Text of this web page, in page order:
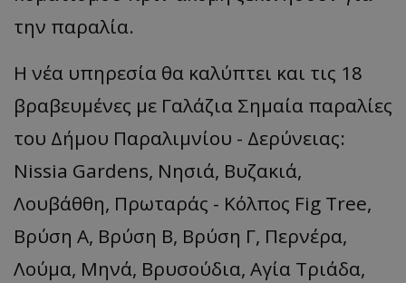
την παραλία.
Η νέα υπηρεσία θα καλύπτει και τις 18
βραβευμένες με Γαλάζια Σημαία παραλίες
του Δήμου Παραλιμνίου - Δερύνειας:
Nissia Gardens, Νησιά, Βυζακιά,
Λουβάθθη, Πρωταράς - Κόλπος Fig Tree,
Βρύση Α, Βρύση Β, Βρύση Γ, Περνέρα,
Λούμα, Μηνά, Βρυσούδια, Αγία Τριάδα,